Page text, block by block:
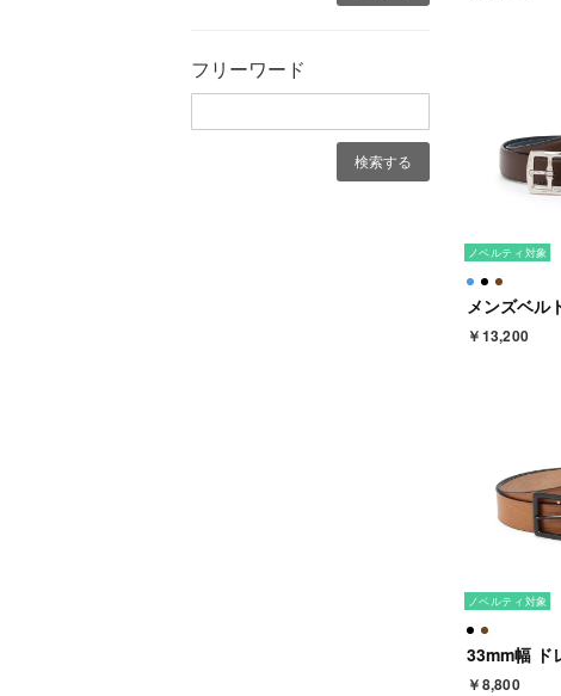
フリーワード
ノベルティ対象
￥13,200
ノベルティ対象
￥8,800